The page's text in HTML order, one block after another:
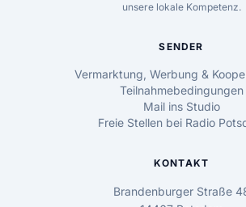
unsere lokale Kompetenz.
SENDER
Vermarktung, Werbung &
Teilnahmebedingungen
Mail ins Studio
Freie Stellen bei Radio
KONTAKT
Brandenburger Straße